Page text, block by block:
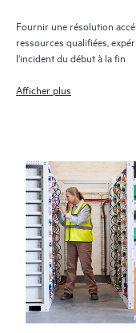
Fournir une résolution
ressources qualifiées,
l'incident du début à la fin
Afficher plus